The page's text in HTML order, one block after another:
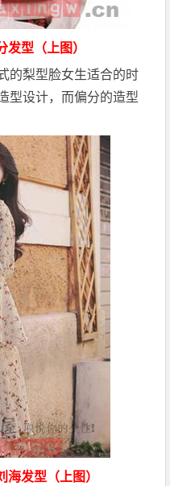
发型（上图）
的梨型脸女生适合的时
型设计，而偏分的造型
海发型（上图）